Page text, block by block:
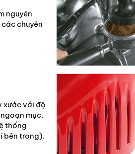
nguyên
các chuyên
xước với độ
mục.
thống
bên trong).